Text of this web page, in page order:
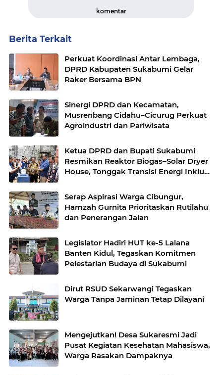
komentar
Berita Terkait
Perkuat Koordinasi Antar Lembaga,
DPRD Kabupaten Sukabumi Gelar
Raker Bersama BPN
Sinergi DPRD dan Kecamatan,
Musrenbang Cidahu–Cicurug Perkuat
Agroindustri dan Pariwisata
Ketua DPRD dan Bupati Sukabumi
Resmikan Reaktor Biogas–Solar Dryer
House, Tonggak Transisi Energi Inklusif
Serap Aspirasi Warga Cibungur,
Hamzah Gurnita Prioritaskan Rutilahu
dan Penerangan Jalan
Legislator Hadiri HUT ke-5 Lalana
Banten Kidul, Tegaskan Komitmen
Pelestarian Budaya di Sukabumi
Dirut RSUD Sekarwangi Tegaskan
Warga Tanpa Jaminan Tetap Dilayani
Mengejutkan! Desa Sukaresmi Jadi
Pusat Kegiatan Kesehatan Mahasiswa,
Warga Rasakan Dampaknya